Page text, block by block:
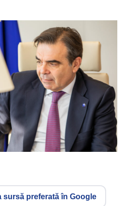
sursă preferată în Google